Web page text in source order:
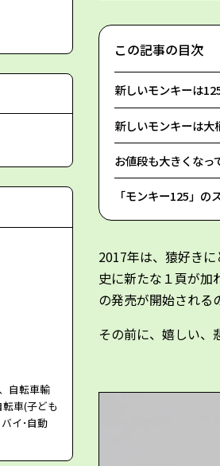
この記事の目次
新しいモンキーは
新しいモンキーは大
お値段も大きくな
「モンキー125」の
2017年は、猿好き
史に新たな１頁が加
の発売が開始される
その前に、嬉しい
自転車輸
車(子ども
イ･自動